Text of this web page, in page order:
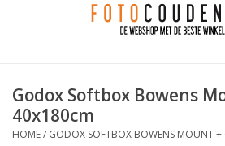
PROMO
Diensten
Godox Softbox Bowens
40x180cm
HOME/ GODOX SOFTBOX BOWENS MOUNT